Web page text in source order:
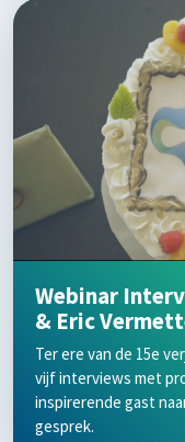
Webinar
& Eric
Ter ere van de 15e
vijf interviews met
inspirerende gast
gesprek.